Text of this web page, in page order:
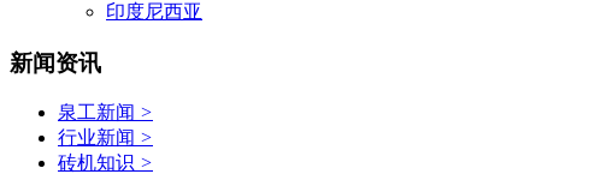
印度尼西亚
新闻资讯
泉工新闻 >
行业新闻 >
砖机知识 >